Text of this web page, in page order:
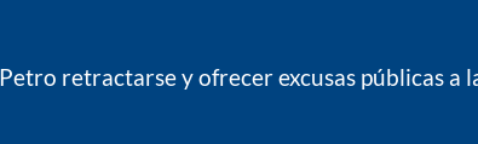
retractarse y ofrecer excusas públicas a